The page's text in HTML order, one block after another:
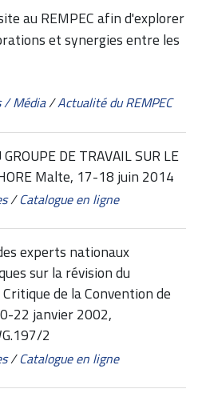
au REMPEC afin d'explorer
et synergies entre les
/ Média/Actualité du REMPEC
DE TRAVAIL SUR LE
Malte, 17-18 juin 2014
/Catalogue en ligne
experts nationaux
sur la révision du
de la Convention de
22 janvier 2002,
2
/Catalogue en ligne